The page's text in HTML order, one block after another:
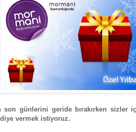
son günlerini geride bırakırken
vermek istiyoruz.